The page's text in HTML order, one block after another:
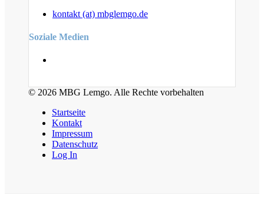
kontakt (at) mbglemgo.de
Soziale Medien
© 2026 MBG Lemgo. Alle Rechte vorbehalten
Startseite
Kontakt
Impressum
Datenschutz
Log In